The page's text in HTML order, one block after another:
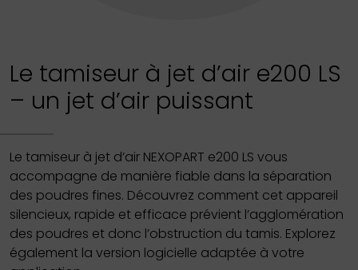
Le tamiseur à jet d’air e200 LS
– un jet d’air puissant
Le tamiseur à jet d’air NEXOPART e200 LS vous
accompagne de manière fiable dans la séparation
des poudres fines. Découvrez comment cet appareil
silencieux, rapide et efficace prévient l’agglomération
des poudres et donc l’obstruction du tamis. Explorez
également la version logicielle adaptée à votre